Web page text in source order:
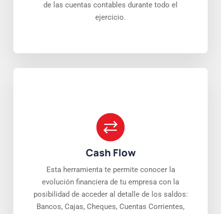
de las cuentas contables durante todo el
ejercicio.
Cash Flow
Esta herramienta te permite conocer la
evolución financiera de tu empresa con la
posibilidad de acceder al detalle de los saldos:
Bancos, Cajas, Cheques, Cuentas Corrientes,